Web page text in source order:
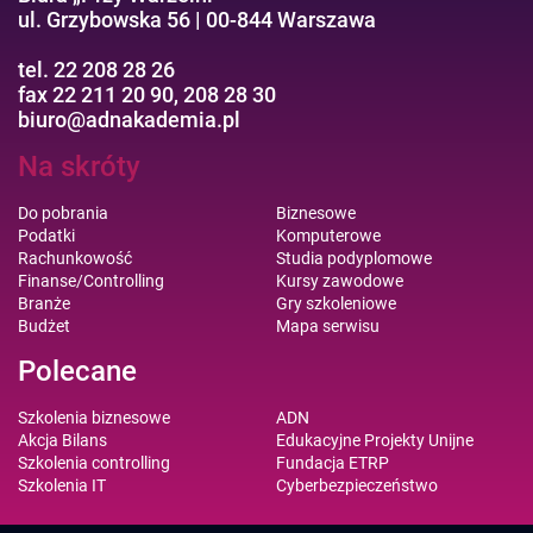
ul. Grzybowska 56 | 00-844 Warszawa
tel. 22 208 28 26
fax 22 211 20 90, 208 28 30
biuro@adnakademia.pl
Na skróty
Do pobrania
Podatki
Rachunkowość
Finanse/Controlling
Branże
Budżet
Biznesowe
Komputerowe
Studia podyplomowe
Kursy zawodowe
Gry szkoleniowe
Mapa serwisu
Polecane
Szkolenia biznesowe
Akcja Bilans
Szkolenia controlling
Szkolenia IT
ADN
Edukacyjne Projekty Unijne
Fundacja ETRP
Cyberbezpieczeństwo